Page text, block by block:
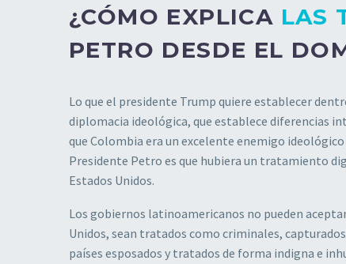
¿CÓMO EXPLICA LAS
PETRO DESDE EL
Lo que el presidente Trump quiere establecer
diplomacia ideológica, que establece diferencias
que Colombia era un excelente enemigo
Presidente Petro es que hubiera un tratamiento
Estados Unidos.
Los gobiernos latinoamericanos no pueden
Unidos, sean tratados como criminales,
países esposados y tratados de forma indigna e